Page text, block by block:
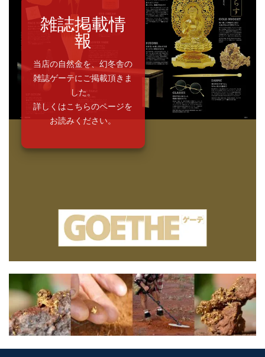
雑誌掲載情
報
当店の自然金を、幻冬舎の
雑誌ゲーテにご掲載頂きま
した。
詳しくはこちらのページを
お読みください。